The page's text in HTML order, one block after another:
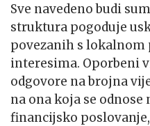
Sve navedeno budi
struktura pogoduje
povezanih s
interesima. Oporbeni
odgovore na brojna
na ona koja se odnose
financijsko